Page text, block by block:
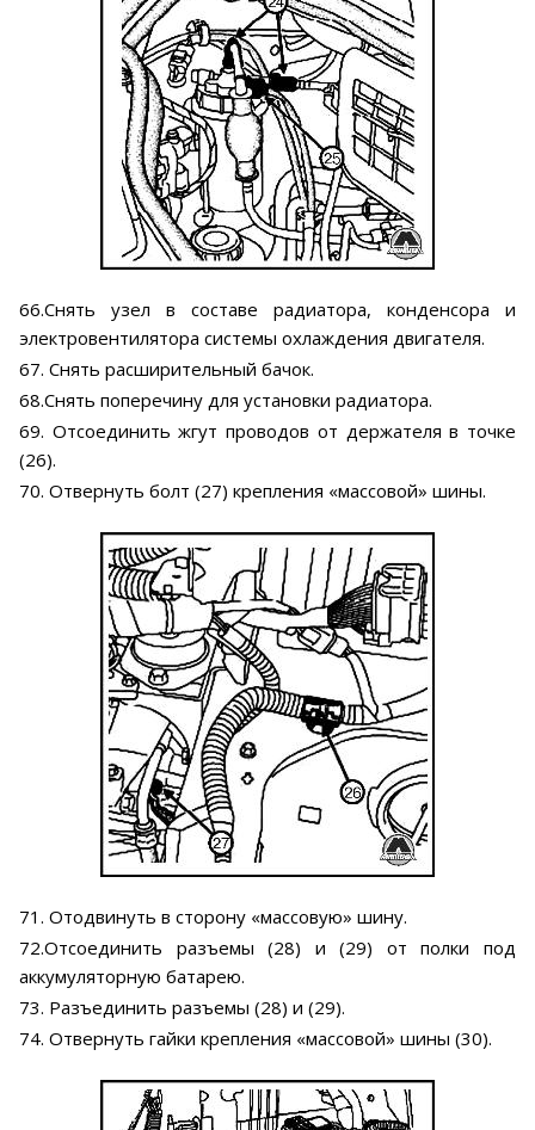
66.Снять узел в составе радиатора, конденсора и
электровентилятора системы охлаждения двигателя.
67. Снять расширительный бачок.
68.Снять поперечину для установки радиатора.
69. Отсоединить жгут проводов от держателя в точке
(26).
70. Отвернуть болт (27) крепления «массовой» шины.
71. Отодвинуть в сторону «массовую» шину.
72.Отсоединить разъемы (28) и (29) от полки под
аккумуляторную батарею.
73. Разъединить разъемы (28) и (29).
74. Отвернуть гайки крепления «массовой» шины (30).